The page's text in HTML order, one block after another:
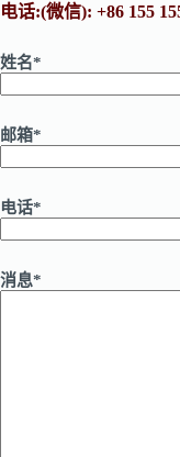
电话:(微信): +86 155
姓名*
邮箱*
电话*
消息*